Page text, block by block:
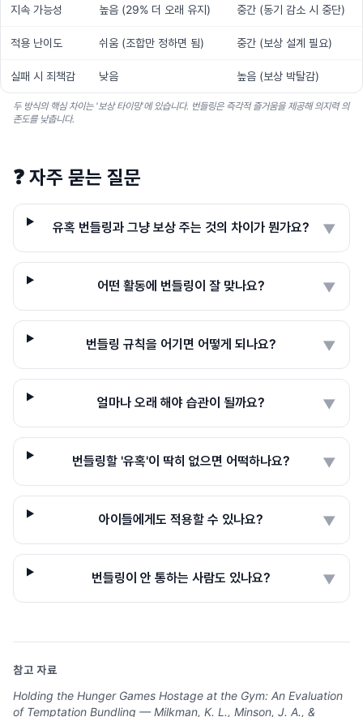
지속 가능성 높음 (29% 더 오래 유지) 중간 (동기 감소 시 중단)
적용 난이도 쉬움 (조합만 정하면 됨) 중간 (보상 설계 필요)
실패 시 죄책감 낮음 높음 (보상 박탈감)
두 방식의 핵심 차이는 '보상 타이밍'에 있습니다. 번들링은 즉각적 즐거움을 제공해 의지력 의
존도를 낮춥니다.
❓ 자주 묻는 질문
유혹 번들링과 그냥 보상 주는 것의 차이가 뭔가요? ▼
어떤 활동에 번들링이 잘 맞나요? ▼
번들링 규칙을 어기면 어떻게 되나요? ▼
얼마나 오래 해야 습관이 될까요? ▼
번들링할 '유혹'이 딱히 없으면 어떡하나요? ▼
아이들에게도 적용할 수 있나요? ▼
번들링이 안 통하는 사람도 있나요? ▼
참고 자료
Holding the Hunger Games Hostage at the Gym: An Evaluation
of Temptation Bundling — Milkman, K. L., Minson, J. A., &